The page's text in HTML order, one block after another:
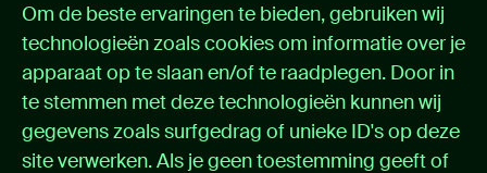
Om de beste ervaringen te bieden, gebruiken wij
technologieën zoals cookies om informatie over je
apparaat op te slaan en/of te raadplegen. Door in
te stemmen met deze technologieën kunnen wij
gegevens zoals surfgedrag of unieke ID's op deze
site verwerken. Als je geen toestemming geeft of
Oplossingen
Cases
Nieuws
Over itemedical
Contact